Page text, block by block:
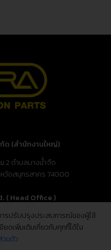
ด (สำนักงานใหญ่)
2 ตำบลบางน้ำจืด
หวัดสมุทรสาคร 74000
( Head Office )
Bang Nam Chuet,
Sakhon 74000, Thailand
ารปรับปรุงประสบการณ์ของผู้ใช้
ดเพิ่มเติมเกี่ยวกับคุกกี้ได้ใน
วนตัว